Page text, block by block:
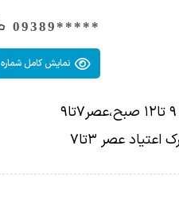
*****09389
نمایش کامل شماره
اعتیاد عصر ۳تا۷